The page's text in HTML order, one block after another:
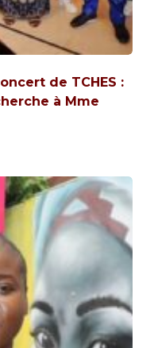
de TCHES :
à Mme